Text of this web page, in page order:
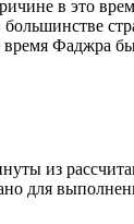
в это
Фаджра
из
для